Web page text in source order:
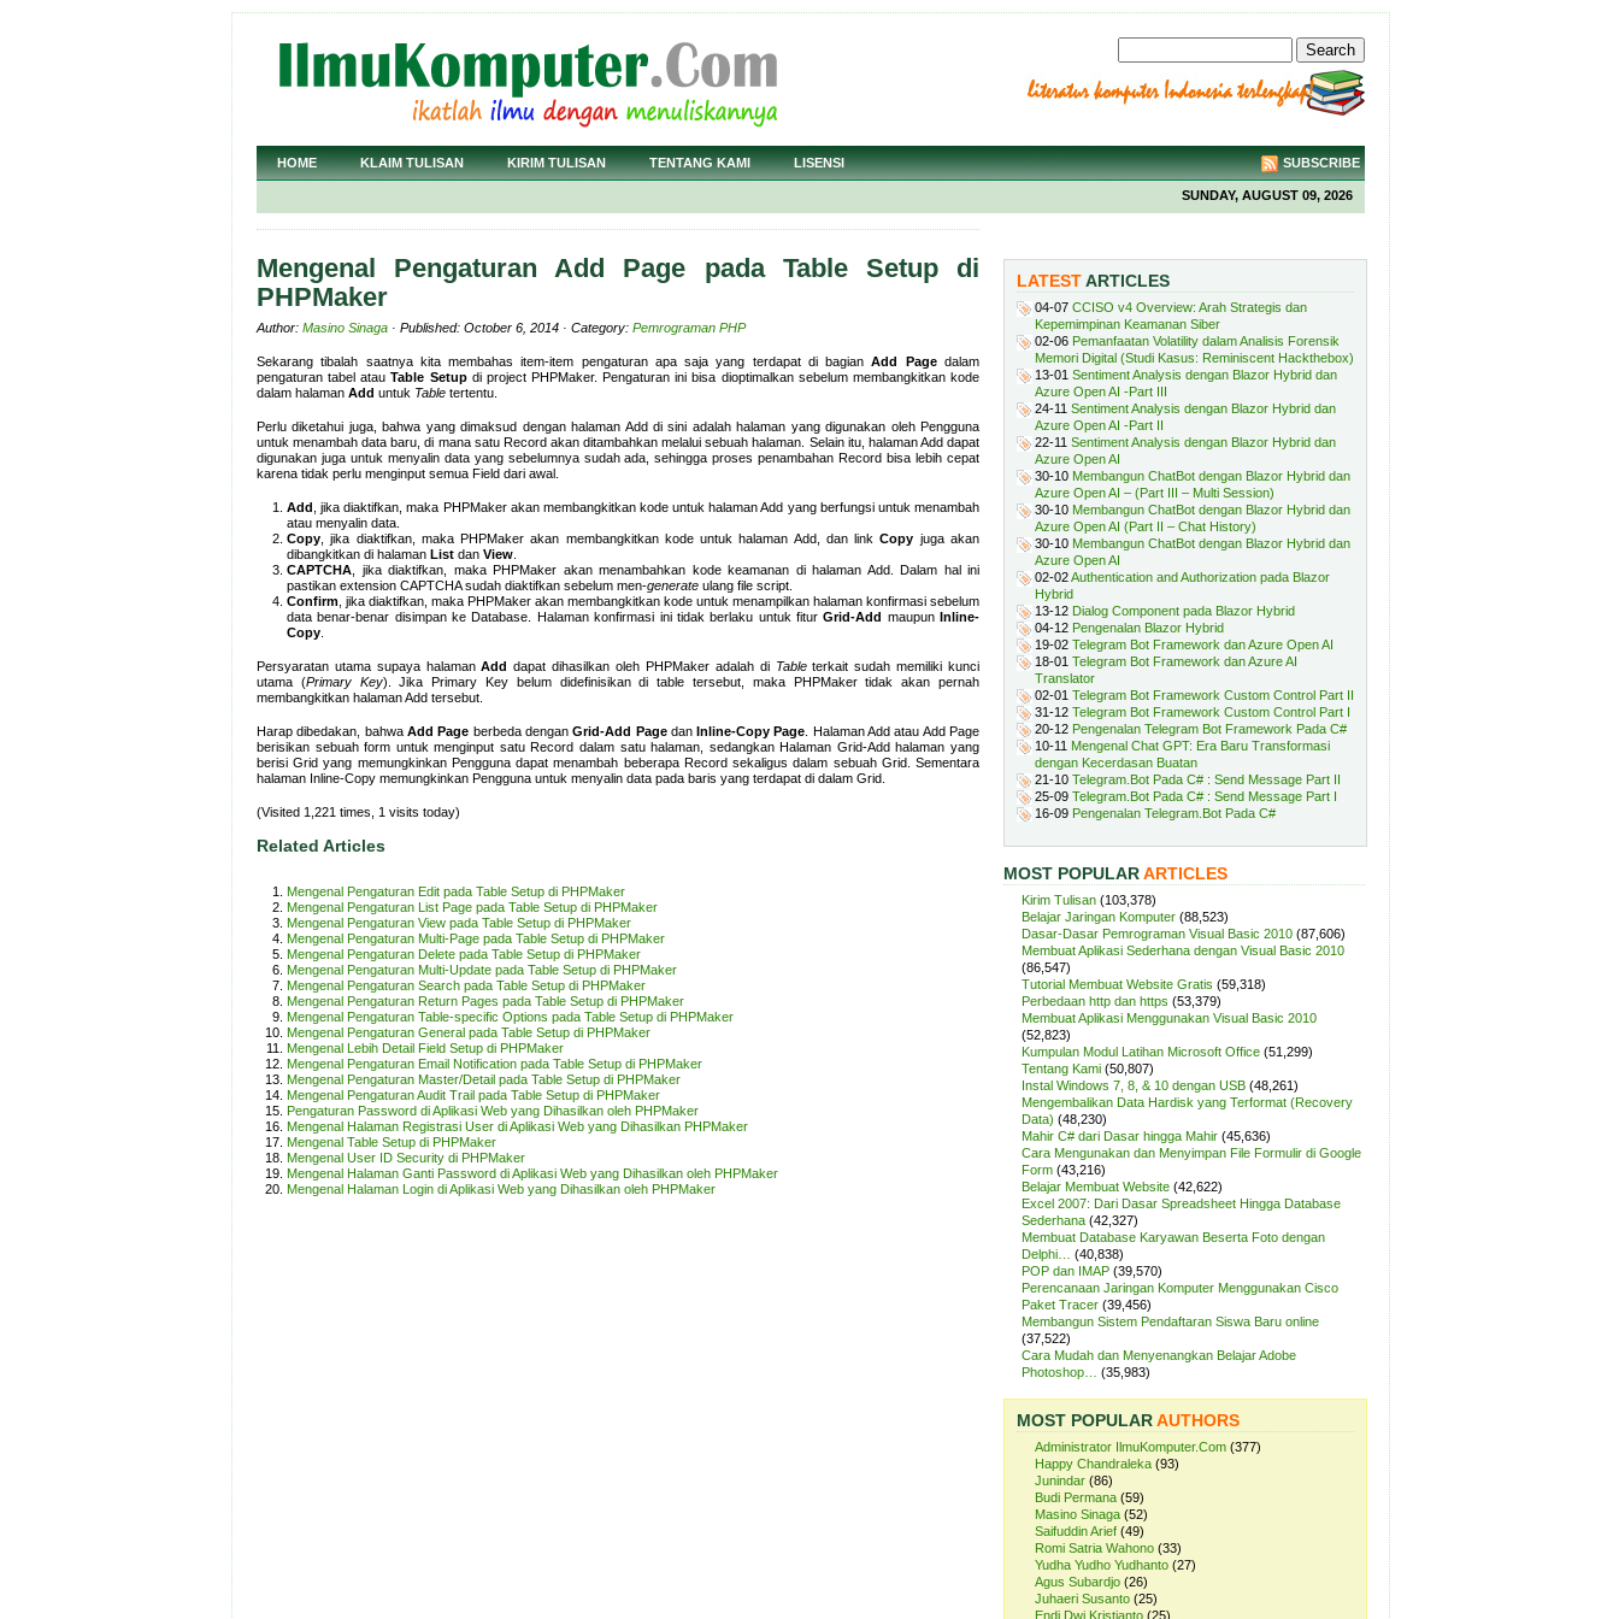
HOME KLAIM TULISAN KIRIM TULISAN TENTANG KAMI LISENSI SUBSCRIBE
SUNDAY, AUGUST 09, 2026
Mengenal Pengaturan Add Page pada Table Setup di
PHPMaker
Author: Masino Sinaga · Published: October 6, 2014 · Category: Pemrograman PHP
Sekarang tibalah saatnya kita membahas item-item pengaturan apa saja yang terdapat di bagianAdd Pagedalam
pengaturan tabel atauTable Setupdi project PHPMaker. Pengaturan ini bisa dioptimalkan sebelum membangkitkan kode
dalam halaman Add untuk Table tertentu.
Perlu diketahui juga, bahwa yang dimaksud dengan halaman Add di sini adalah halaman yang digunakan oleh Pengguna
untuk menambah data baru, di mana satu Record akan ditambahkan melalui sebuah halaman. Selain itu, halaman Add dapat
digunakan juga untuk menyalin data yang sebelumnya sudah ada, sehingga proses penambahan Record bisa lebih cepat
karena tidak perlu menginput semua Field dari awal.
Add , jika diaktifkan, maka PHPMaker akan membangkitkan kode untuk halaman Add yang berfungsi untuk menambah
atau menyalin data.
Copy , jika diaktifkan, maka PHPMaker akan membangkitkan kode untuk halaman Add, dan linkCopy juga akan
dibangkitkan di halaman List dan View
CAPTCHA , jika diaktifkan, maka PHPMaker akan menambahkan kode keamanan di halaman Add. Dalam hal ini
pastikan extension CAPTCHA sudah diaktifkan sebelum men-generate ulang file script.
Confirm , jika diaktifkan, maka PHPMaker akan membangkitkan kode untuk menampilkan halaman konfirmasi sebelum
data benar-benar disimpan ke Database. Halaman konfirmasi ini tidak berlaku untuk fiturGrid-Add maupunInline-
Copy
Persyaratan utama supaya halamanAdd dapat dihasilkan oleh PHPMaker adalah di Tableterkait sudah memiliki kunci
utama (Primary Key). Jika Primary Key belum didefinisikan di table tersebut, maka PHPMaker tidak akan pernah
membangkitkan halaman Add tersebut.
Harap dibedakan, bahwa Add Page berbeda denganGrid-Add PagedanInline-Copy Page . Halaman Add atau Add Page
berisikan sebuah form untuk menginput satu Record dalam satu halaman, sedangkan Halaman Grid-Add halaman yang
berisi Grid yang memungkinkan Pengguna dapat menambah beberapa Record sekaligus dalam sebuah Grid. Sementara
halaman Inline-Copy memungkinkan Pengguna untuk menyalin data pada baris yang terdapat di dalam Grid.
(Visited 1,221 times, 1 visits today)
Related Articles
Mengenal Pengaturan Edit pada Table Setup di PHPMaker
Mengenal Pengaturan List Page pada Table Setup di PHPMaker
Mengenal Pengaturan View pada Table Setup di PHPMaker
Mengenal Pengaturan Multi-Page pada Table Setup di PHPMaker
Mengenal Pengaturan Delete pada Table Setup di PHPMaker
Mengenal Pengaturan Multi-Update pada Table Setup di PHPMaker
Mengenal Pengaturan Search pada Table Setup di PHPMaker
Mengenal Pengaturan Return Pages pada Table Setup di PHPMaker
Mengenal Pengaturan Table-specific Options pada Table Setup di PHPMaker
Mengenal Pengaturan General pada Table Setup di PHPMaker
Mengenal Lebih Detail Field Setup di PHPMaker
Mengenal Pengaturan Email Notification pada Table Setup di PHPMaker
Mengenal Pengaturan Master/Detail pada Table Setup di PHPMaker
Mengenal Pengaturan Audit Trail pada Table Setup di PHPMaker
Pengaturan Password di Aplikasi Web yang Dihasilkan oleh PHPMaker
Mengenal Halaman Registrasi User di Aplikasi Web yang Dihasilkan PHPMaker
Mengenal Table Setup di PHPMaker
Mengenal User ID Security di PHPMaker
Mengenal Halaman Ganti Password di Aplikasi Web yang Dihasilkan oleh PHPMaker
Mengenal Halaman Login di Aplikasi Web yang Dihasilkan oleh PHPMaker
LATESTARTICLES
04-07 CCISO v4 Overview: Arah Strategis dan
Kepemimpinan Keamanan Siber
02-06 Pemanfaatan Volatility dalam Analisis Forensik
Memori Digital (Studi Kasus: Reminiscent Hackthebox)
13-01 Sentiment Analysis dengan Blazor Hybrid dan
Azure Open AI -Part III
24-11 Sentiment Analysis dengan Blazor Hybrid dan
Azure Open AI -Part II
22-11 Sentiment Analysis dengan Blazor Hybrid dan
Azure Open AI
30-10 Membangun ChatBot dengan Blazor Hybrid dan
Azure Open AI – (Part III – Multi Session)
30-10 Membangun ChatBot dengan Blazor Hybrid dan
Azure Open AI (Part II – Chat History)
30-10 Membangun ChatBot dengan Blazor Hybrid dan
Azure Open AI
02-02Authentication and Authorization pada Blazor
Hybrid
13-12 Dialog Component pada Blazor Hybrid
04-12 Pengenalan Blazor Hybrid
19-02 Telegram Bot Framework dan Azure Open AI
18-01 Telegram Bot Framework dan Azure AI
Translator
02-01 Telegram Bot Framework Custom Control Part II
31-12 Telegram Bot Framework Custom Control Part I
20-12 Pengenalan Telegram Bot Framework Pada C#
10-11 Mengenal Chat GPT: Era Baru Transformasi
dengan Kecerdasan Buatan
21-10 Telegram.Bot Pada C# : Send Message Part II
25-09 Telegram.Bot Pada C# : Send Message Part I
16-09 Pengenalan Telegram.Bot Pada C#
MOST POPULARARTICLES
Kirim Tulisan (103,378)
Belajar Jaringan Komputer (88,523)
Dasar-Dasar Pemrograman Visual Basic 2010 (87,606)
Membuat Aplikasi Sederhana dengan Visual Basic 2010
(86,547)
Tutorial Membuat Website Gratis (59,318)
Perbedaan http dan https (53,379)
Membuat Aplikasi Menggunakan Visual Basic 2010
(52,823)
Kumpulan Modul Latihan Microsoft Office (51,299)
Tentang Kami (50,807)
Instal Windows 7, 8, & 10 dengan USB (48,261)
Mengembalikan Data Hardisk yang Terformat (Recovery
Data) (48,230)
Mahir C# dari Dasar hingga Mahir (45,636)
Cara Mengunakan dan Menyimpan File Formulir di Google
Form (43,216)
Belajar Membuat Website (42,622)
Excel 2007: Dari Dasar Spreadsheet Hingga Database
Sederhana (42,327)
Membuat Database Karyawan Beserta Foto dengan
Delphi…
(40,838)
POP dan IMAP (39,570)
Perencanaan Jaringan Komputer Menggunakan Cisco
Paket Tracer (39,456)
Membangun Sistem Pendaftaran Siswa Baru online
(37,522)
Cara Mudah dan Menyenangkan Belajar Adobe
Photoshop…
(35,983)
MOST POPULARAUTHORS
Administrator IlmuKomputer.Com (377)
Happy Chandraleka (93)
Junindar (86)
Budi Permana (59)
Masino Sinaga (52)
Saifuddin Arief (49)
Romi Satria Wahono (33)
Yudha Yudho Yudhanto (27)
Agus Subardjo (26)
Juhaeri Susanto (25)
Endi Dwi Kristianto (25)